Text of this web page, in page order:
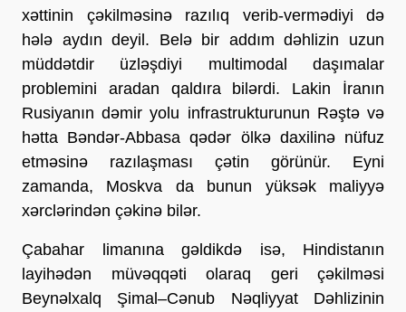
xəttinin çəkilməsinə razılıq verib-vermədiyi də
hələ aydın deyil. Belə bir addım dəhlizin uzun
müddətdir üzləşdiyi multimodal daşımalar
problemini aradan qaldıra bilərdi. Lakin İranın
Rusiyanın dəmir yolu infrastrukturunun Rəştə və
hətta Bəndər-Abbasa qədər ölkə daxilinə nüfuz
etməsinə razılaşması çətin görünür. Eyni
zamanda, Moskva da bunun yüksək maliyyə
xərclərindən çəkinə bilər.
Çabahar limanına gəldikdə isə, Hindistanın
layihədən müvəqqəti olaraq geri çəkilməsi
Beynəlxalq Şimal–Cənub Nəqliyyat Dəhlizinin